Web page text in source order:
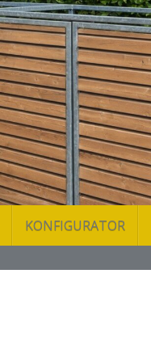
KONFIGURATOR